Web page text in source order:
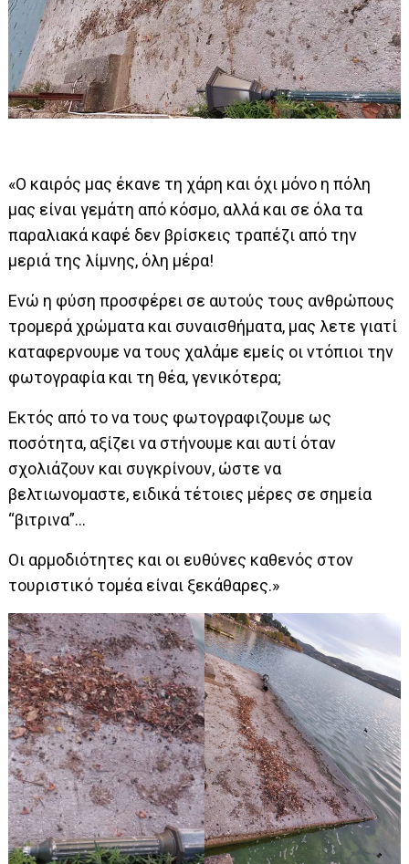
«Ο καιρός μας έκανε τη χάρη και όχι μόνο η πόλη
μας είναι γεμάτη από κόσμο, αλλά και σε όλα τα
παραλιακά καφέ δεν βρίσκεις τραπέζι από την
μεριά της λίμνης, όλη μέρα!
Ενώ η φύση προσφέρει σε αυτούς τους ανθρώπους
τρομερά χρώματα και συναισθήματα, μας λετε γιατί
καταφερνουμε να τους χαλάμε εμείς οι ντόπιοι την
φωτογραφία και τη θέα, γενικότερα;
Εκτός από το να τους φωτογραφιζουμε ως
ποσότητα, αξίζει να στήνουμε και αυτί όταν
σχολιάζουν και συγκρίνουν, ώστε να
βελτιωνομαστε, ειδικά τέτοιες μέρες σε σημεία
“βιτρινα”…
Οι αρμοδιότητες και οι ευθύνες καθενός στον
τουριστικό τομέα είναι ξεκάθαρες.»